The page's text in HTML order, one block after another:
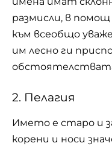
размисли, в
към всеобщо
им лесно ги
2. Пелагия
Името е старо и
корени и носи